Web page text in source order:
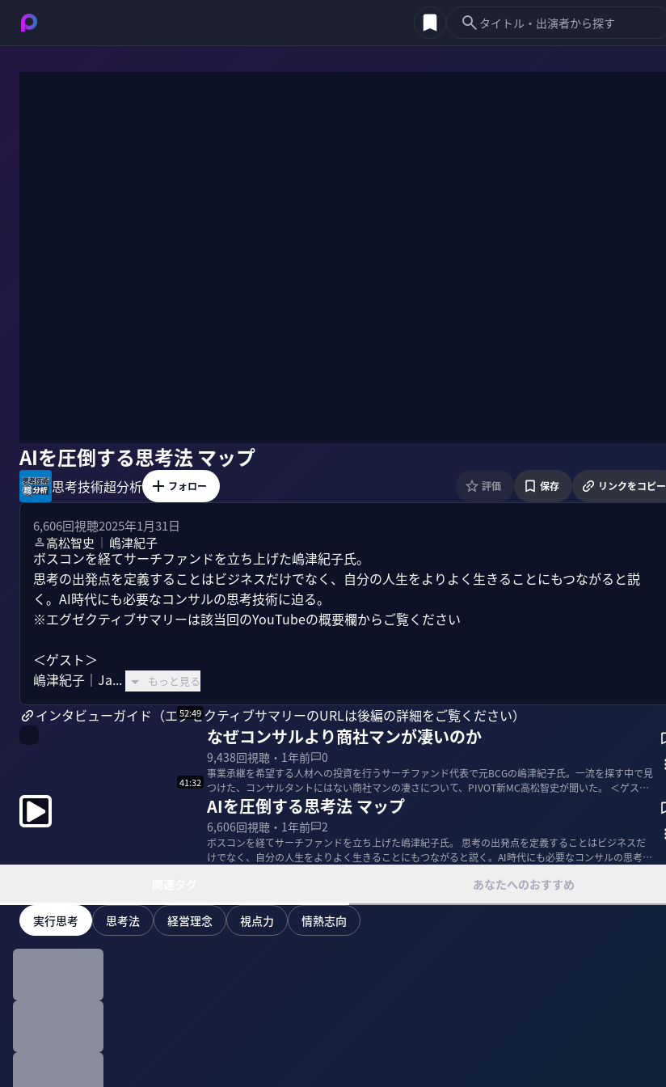
AIを圧倒する思考法 マップ
思考技術超分析 フォロー 評価 保存 リンクをコピー
6,606回視聴2025年1月31日
高松智史 ｜ 嶋津紀子
ボスコンを経てサーチファンドを立ち上げた嶋津紀子氏。
思考の出発点を定義することはビジネスだけでなく、自分の人生をよりよく生きることにもつながると説
く。AI時代にも必要なコンサルの思考技術に迫る。
※エグゼクティブサマリーは該当回のYouTubeの概要欄からご覧ください
＜ゲスト＞
嶋津紀子｜Ja...
もっと見る
インタビューガイド（エグゼクティブサマリーのURLは後編の詳細をご覧ください）
52:49
なぜコンサルより商社マンが凄いのか
9,438回視聴・ 1年前 0
事業承継を希望する人材への投資を行うサーチファンド代表で元BCGの嶋津紀子氏。一流を探す中で見
つけた、コンサルタントにはない商社マンの凄さについて、PIVOT新MC高松智史が聞いた。 ＜ゲスト
＞ 嶋...
41:32
AIを圧倒する思考法 マップ
6,606回視聴・ 1年前 2
ボスコンを経てサーチファンドを立ち上げた嶋津紀子氏。 思考の出発点を定義することはビジネスだ
けでなく、自分の人生をよりよく生きることにもつながると説く。AI時代にも必要なコンサルの思考技
あなたへのおすすめ
実行思考 思考法 経営理念 視点力 情熱志向